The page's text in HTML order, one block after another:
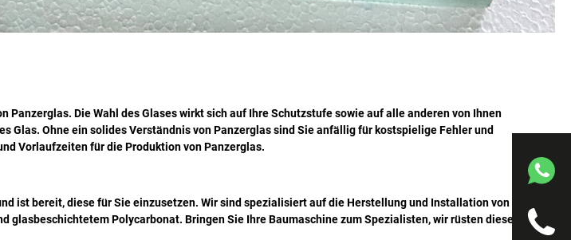
Die Wahl des Glases wirkt sich auf Ihre Schutzstufe sowie auf alle anderen von Ihnen
Ohne ein solides Verständnis von Panzerglas sind Sie anfällig für kostspielige Fehler und
Vorlaufzeiten für die Produktion von Panzerglas.
ist bereit, diese für Sie einzusetzen. Wir sind spezialisiert auf die Herstellung und Installation von
Polycarbonat. Bringen Sie Ihre Baumaschine zum Spezialisten, wir rüsten diese nach